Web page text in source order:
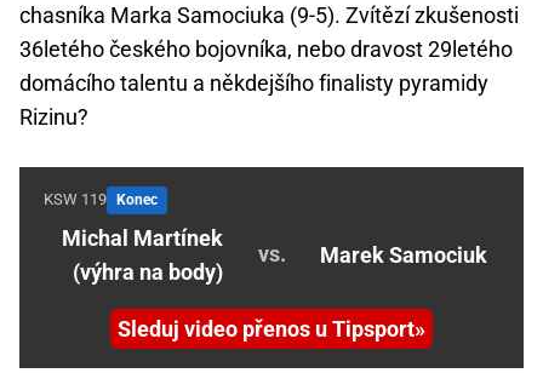
chasníka Marka Samociuka (9-5). Zvítězí zkušenosti
36letého českého bojovníka, nebo dravost 29letého
domácího talentu a někdejšího finalisty pyramidy
Rizinu?
KSW 119 Konec
Michal Martínek
(výhra na body)
vs. Marek Samociuk
Sleduj video přenos u Tipsport